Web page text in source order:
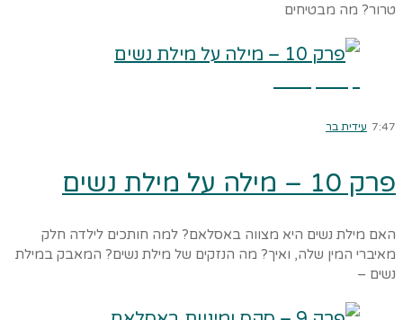
טרור? מה מבטיחים
7:47 עידית בר
פרק 10 – מילה על מילת נשים
האם מילת נשים היא מצווה באסלאם? למה חותכים לילדה חלק
מאיברי המין שלה, ואיך? מה הנזקים של מילת נשים? המאבק במילת
נשים –